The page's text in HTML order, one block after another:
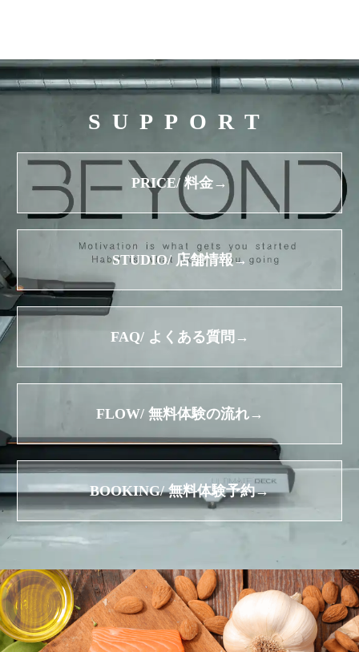
SUPPORT
PRICE/ 料金→
STUDIO/ 店舗情報→
FAQ/ よくある質問→
FLOW/ 無料体験の流れ→
BOOKING/ 無料体験予約→